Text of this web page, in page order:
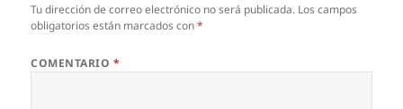
Tu dirección de correo electrónico no será publicada. Los campos
obligatorios están marcados con*
COMENTARIO *